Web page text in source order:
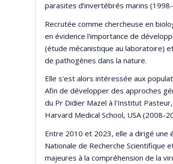
parasites d’invertébrés marins
Recrutée comme chercheuse en
en évidence l'importance de
(étude mécanistique au laboratoire)
de pathogènes dans la nature.
Elle s'est alors intéressée aux
Afin de développer des approches
du Pr Didier Mazel à l'Institut
Harvard Medical School, USA (2008-
Entre 2010 et 2023, elle a dirigé une
Nationale de Recherche Scientifique
majeures à la compréhension de la